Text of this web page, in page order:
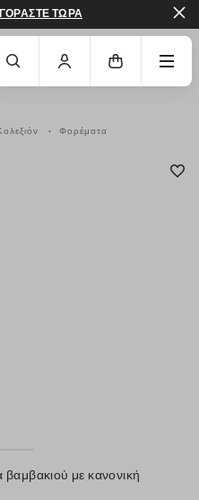
ΚΑΤΕΒΕΊΤΕ ΣΤΟ ΚΆΤΩ ΜΈΡΟΣ
ΤΩΡΑ
Φορέματα
με κανονική